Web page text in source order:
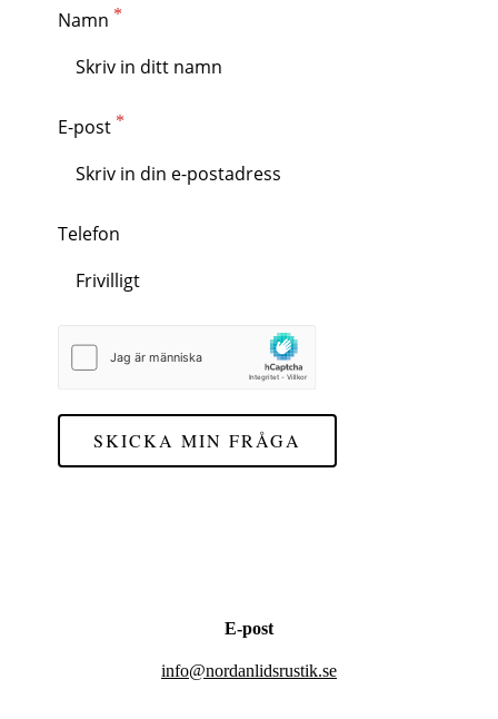
Namn
E-post
Telefon
SKICKA MIN FRÅGA
E-post
info@nordanlidsrustik.se